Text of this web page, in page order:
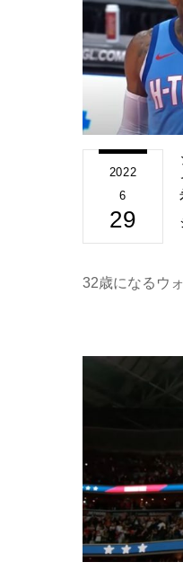
2022
6
29
32歳になるウ